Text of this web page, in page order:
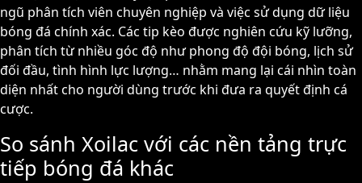
ngũ phân tích viên chuyên nghiệp và việc sử dụng dữ liệu
bóng đá chính xác. Các tip kèo được nghiên cứu kỹ lưỡng,
phân tích từ nhiều góc độ như phong độ đội bóng, lịch sử
đối đầu, tình hình lực lượng… nhằm mang lại cái nhìn toàn
diện nhất cho người dùng trước khi đưa ra quyết định cá
cược.
So sánh Xoilac với các nền tảng trực
tiếp bóng đá khác